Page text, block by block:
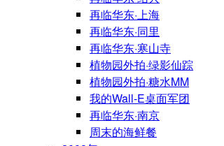
再临华东·上海
再临华东·同里
再临华东·寒山寺
植物园外拍·绿影仙踪
植物园外拍·糖水MM
我的Wall-E桌面军团
再临华东·南京
周末的海鲜餐